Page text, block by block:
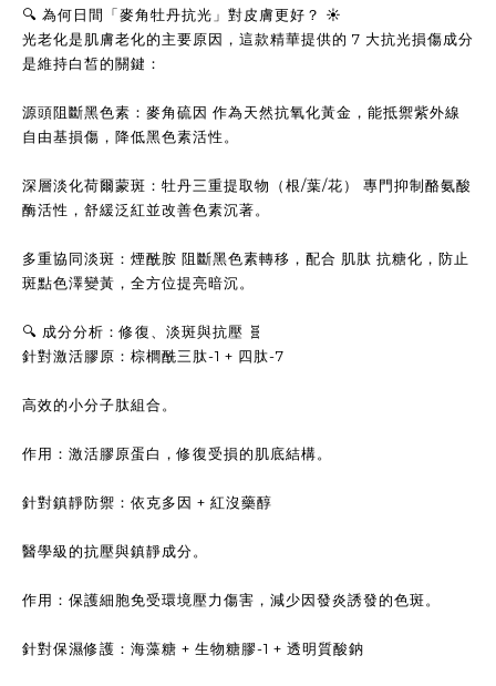
🔍 為何日間「麥角牡丹抗光」對皮膚更好？ ☀️
光老化是肌膚老化的主要原因，這款精華提供的 7 大抗光損傷成分
是維持白皙的關鍵：
源頭阻斷黑色素：麥角硫因 作為天然抗氧化黃金，能抵禦紫外線
自由基損傷，降低黑色素活性。
深層淡化荷爾蒙斑：牡丹三重提取物（根/葉/花） 專門抑制酪氨酸
酶活性，舒緩泛紅並改善色素沉著。
多重協同淡斑：煙酰胺 阻斷黑色素轉移，配合 肌肽 抗糖化，防止
斑點色澤變黃，全方位提亮暗沉。
🔍 成分分析：修復、淡斑與抗壓 🧬
針對激活膠原：棕櫚酰三肽-1 + 四肽-7
高效的小分子肽組合。
作用：激活膠原蛋白，修復受損的肌底結構。
針對鎮靜防禦：依克多因 + 紅沒藥醇
醫學級的抗壓與鎮靜成分。
作用：保護細胞免受環境壓力傷害，減少因發炎誘發的色斑。
針對保濕修護：海藻糖 + 生物糖膠-1 + 透明質酸鈉